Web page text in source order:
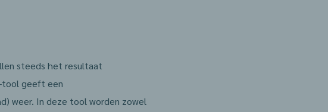
steeds het resultaat
tool geeft een
weer. In deze tool worden zowel